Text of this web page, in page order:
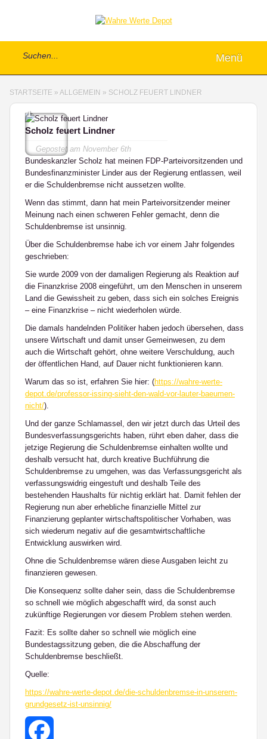
Menü
STARTSEITE » ALLGEMEIN » SCHOLZ FEUERT LINDNER
1
Scholz feuert Lindner
Gepostet am November 6th
Bundeskanzler Scholz hat meinen FDP-Parteivorsitzenden und
Bundesfinanzminister Linder aus der Regierung entlassen, weil
er die Schuldenbremse nicht aussetzen wollte.
Wenn das stimmt, dann hat mein Parteivorsitzender meiner
Meinung nach einen schweren Fehler gemacht, denn die
Schuldenbremse ist unsinnig.
Über die Schuldenbremse habe ich vor einem Jahr folgendes
geschrieben:
Sie wurde 2009 von der damaligen Regierung als Reaktion auf
die Finanzkrise 2008 eingeführt, um den Menschen in unserem
Land die Gewissheit zu geben, dass sich ein solches Ereignis
– eine Finanzkrise – nicht wiederholen würde.
Die damals handelnden Politiker haben jedoch übersehen, dass
unsere Wirtschaft und damit unser Gemeinwesen, zu dem
auch die Wirtschaft gehört, ohne weitere Verschuldung, auch
der öffentlichen Hand, auf Dauer nicht funktionieren kann.
Warum das so ist, erfahren Sie hier: (https://wahre-werte-
depot.de/professor-issing-sieht-den-wald-vor-lauter-baeumen-
nicht/).
Und der ganze Schlamassel, den wir jetzt durch das Urteil des
Bundesverfassungsgerichts haben, rührt eben daher, dass die
jetzige Regierung die Schuldenbremse einhalten wollte und
deshalb versucht hat, durch kreative Buchführung die
Schuldenbremse zu umgehen, was das Verfassungsgericht als
verfassungswidrig eingestuft und deshalb Teile des
bestehenden Haushalts für nichtig erklärt hat. Damit fehlen der
Regierung nun aber erhebliche finanzielle Mittel zur
Finanzierung geplanter wirtschaftspolitischer Vorhaben, was
sich wiederum negativ auf die gesamtwirtschaftliche
Entwicklung auswirken wird.
Ohne die Schuldenbremse wären diese Ausgaben leicht zu
finanzieren gewesen.
Die Konsequenz sollte daher sein, dass die Schuldenbremse
so schnell wie möglich abgeschafft wird, da sonst auch
zukünftige Regierungen vor diesem Problem stehen werden.
Fazit: Es sollte daher so schnell wie möglich eine
Bundestagssitzung geben, die die Abschaffung der
Schuldenbremse beschließt.
Quelle:
https://wahre-werte-depot.de/die-schuldenbremse-in-unserem-
grundgesetz-ist-unsinnig/